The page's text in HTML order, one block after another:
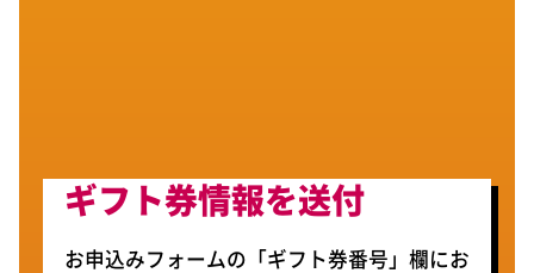
ギフト券情報を送付
お申込みフォームの「ギフト券番号」欄にお